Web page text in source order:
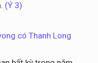
(Ý 3)
có Thanh Long